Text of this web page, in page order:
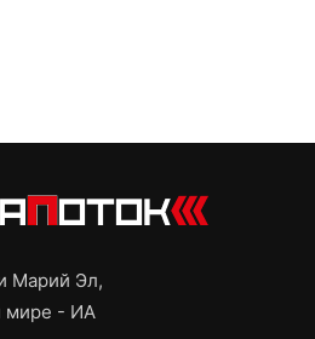
Марий Эл,
мире - ИА